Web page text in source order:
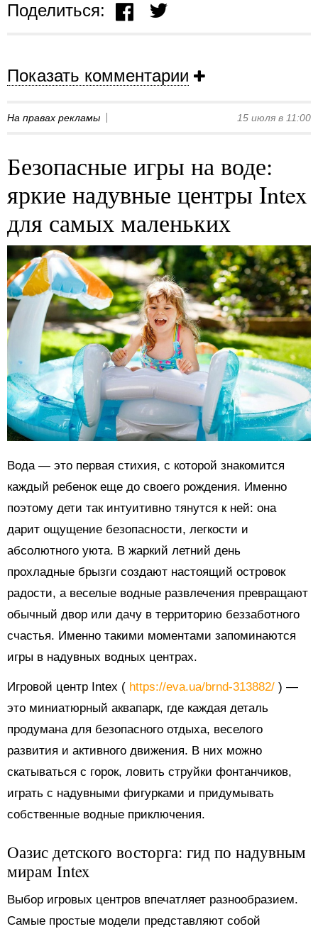
Поделиться:
Показать комментарии
На правах рекламы 15 июля в 11:00
Безопасные игры на воде:
яркие надувные центры Intex
для самых маленьких
Вода — это первая стихия, с которой знакомится
каждый ребенок еще до своего рождения. Именно
поэтому дети так интуитивно тянутся к ней: она
дарит ощущение безопасности, легкости и
абсолютного уюта. В жаркий летний день
прохладные брызги создают настоящий островок
радости, а веселые водные развлечения превращают
обычный двор или дачу в территорию беззаботного
счастья. Именно такими моментами запоминаются
игры в надувных водных центрах.
Игровой центр Intex ( https://eva.ua/brnd-313882/ ) —
это миниатюрный аквапарк, где каждая деталь
продумана для безопасного отдыха, веселого
развития и активного движения. В них можно
скатываться с горок, ловить струйки фонтанчиков,
играть с надувными фигурками и придумывать
собственные водные приключения.
Оазис детского восторга: гид по надувным
мирам Intex
Выбор игровых центров впечатляет разнообразием.
Самые простые модели представляют собой